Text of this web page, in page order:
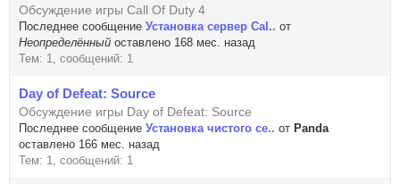
Обсуждение игры Call Of Duty 4
Последнее сообщение Установка сервер Cal.. от
Неопределённый оставлено 168 мес. назад
Тем: 1, сообщений: 1
Day of Defeat: Source
Обсуждение игры Day of Defeat: Source
Последнее сообщение Установка чистого се.. от Panda
оставлено 166 мес. назад
Тем: 1, сообщений: 1